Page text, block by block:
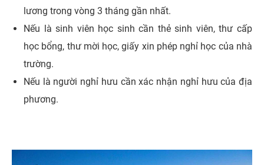
lương trong vòng 3 tháng gần nhất.
Nếu là sinh viên học sinh cần thẻ sinh viên, thư cấp
học bổng, thư mời học, giấy xin phép nghỉ học của nhà
trường.
Nếu là người nghỉ hưu cần xác nhận nghỉ hưu của địa
phương.